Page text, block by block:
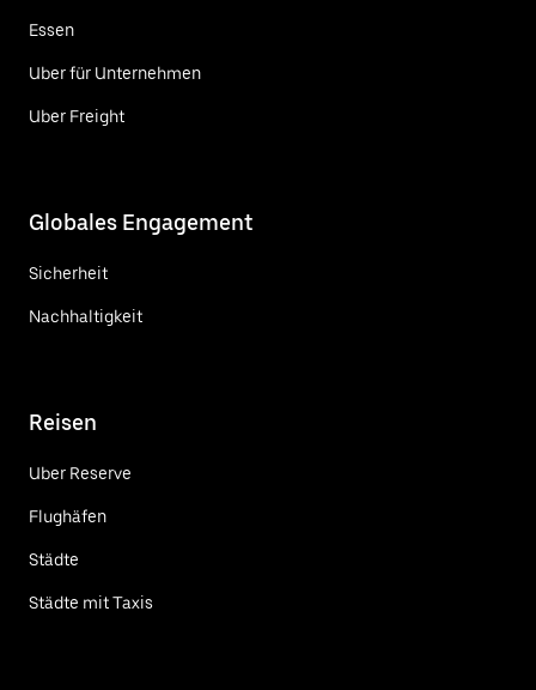
Essen
Uber für Unternehmen
Uber Freight
Globales Engagement
Sicherheit
Nachhaltigkeit
Reisen
Uber Reserve
Flughäfen
Städte
Städte mit Taxis